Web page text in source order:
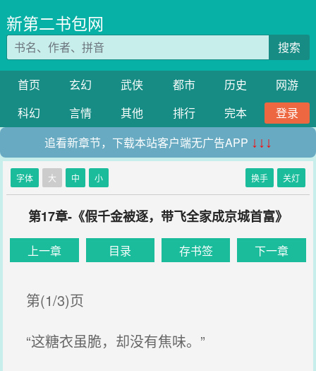
新第二书包网
搜索
首页 玄幻 武侠 都市 历史
网游
科幻
言情 其他 排行 完本
登录
追看新章节，下载本站客户端无广告APP ↓↓↓
字体 大 中 小 换手 关灯
第17章-《假千金被逐，带飞全家成京城首富》
上一章 目录 存书签 下一章
第(1/3)页
“这糖衣虽脆，却没有焦味。”